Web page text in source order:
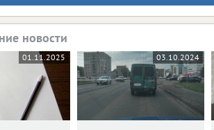
новости
01.11.2025 03.10.2024